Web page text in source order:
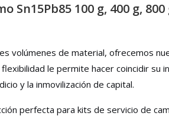
100 g, 400 g, 800
volúmenes de material, ofrecemos
le permite hacer coincidir su
y la inmovilización de capital.
perfecta para kits de servicio de